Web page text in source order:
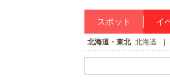
スポット イ
北海道・東北 北海道